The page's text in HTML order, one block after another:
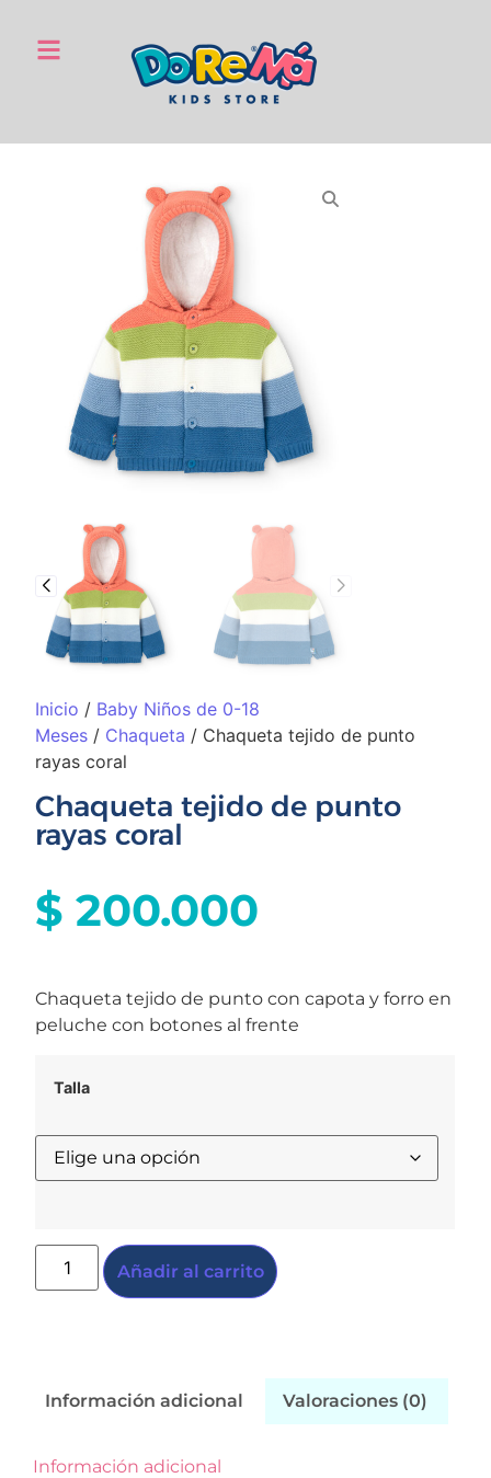
Inicio / Baby Niños de 0-18
Meses / Chaqueta / Chaqueta tejido de punto
rayas coral
Chaqueta tejido de punto
rayas coral
$ 200.000
Chaqueta tejido de punto con capota y forro en
peluche con botones al frente
Talla
Añadir al carrito
Información adicional Valoraciones (0)
Información adicional